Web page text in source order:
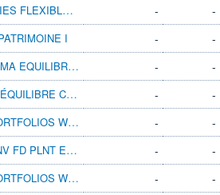
SYNERGIES FLEXIBLES AC
- -
I - -
GROUPAMA EQUILIBRE GDM
- -
AMUNDI ÉQUILIBRE CLIMAT IC
- -
HSBC PORTFOLIOS WORLD SELECTION 3 AMHEUR
- -
LYXOR INV FD PLNT ESG GLB BAL A EUR ACC
- -
HSBC PORTFOLIOS WORLD SELECTION 2 AMHEUR
- -